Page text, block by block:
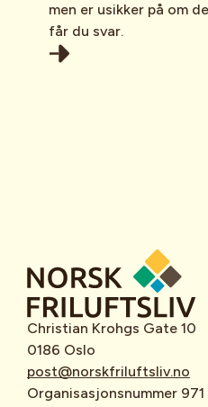
men er usikker på om
får du svar.
Christian Krohgs Gate 10
0186 Oslo
post@norskfriluftsliv.no
Organisasjonsnummer